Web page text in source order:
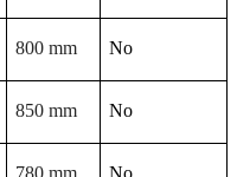
800 mm No
850 mm No
780 mm No